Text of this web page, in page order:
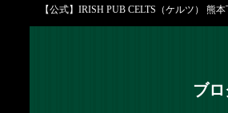
【公式】IRISH PUB CELTS（ケルツ） 熊
ブ